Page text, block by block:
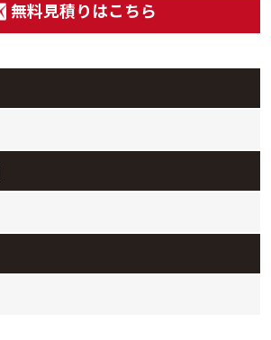
無料見積りはこちら